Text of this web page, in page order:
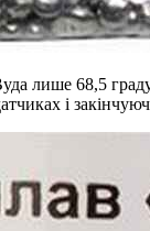
лише 68,5
і